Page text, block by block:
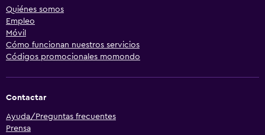
Quiénes somos
Empleo
Móvil
Cómo funcionan nuestros servicios
Códigos promocionales momondo
Contactar
Ayuda/Preguntas frecuentes
Prensa